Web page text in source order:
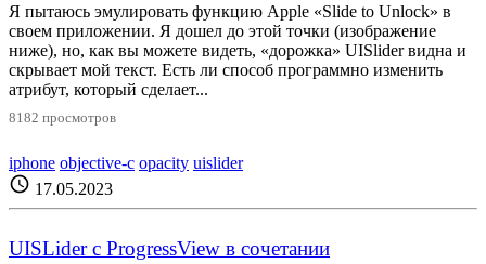
Я пытаюсь эмулировать функцию Apple «Slide to Unlock» в
своем приложении. Я дошел до этой точки (изображение
ниже), но, как вы можете видеть, «дорожка» UISlider видна и
скрывает мой текст. Есть ли способ программно изменить
атрибут, который сделает...
8182 просмотров
iphone objective-c opacity uislider
schedule 17.05.2023
UISLider с ProgressView в сочетании